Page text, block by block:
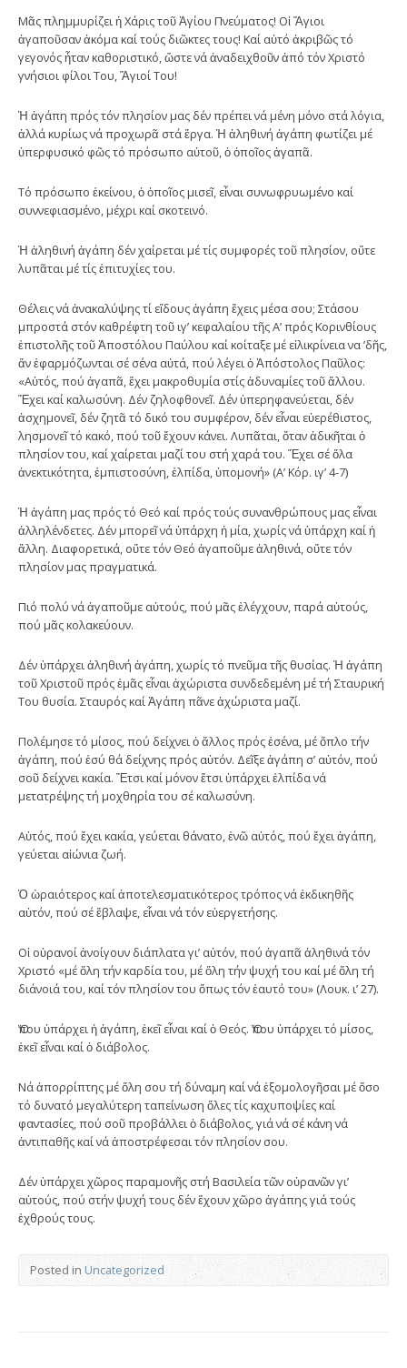
Μᾶς πλημμυρίζει ἡ Χάρις τοῦ Ἁγίου Πνεύματος! Οἱ Ἅγιοι
ἀγαποῦσαν ἀκόμα καί τούς διῶκτες τους! Καί αὐτό ἀκριβῶς τό
γεγονός ἦταν καθοριστικό, ὥστε νά ἀναδειχθοῦν ἀπό τόν Χριστό
γνήσιοι φίλοι Του, Ἅγιοί Του!
Ἡ ἀγάπη πρός τόν πλησίον μας δέν πρέπει νά μένη μόνο στά λόγια,
ἀλλά κυρίως νά προχωρᾶ στά ἔργα. Ἡ ἀληθινή ἀγάπη φωτίζει μέ
ὑπερφυσικό φῶς τό πρόσωπο αὐτοῦ, ὁ ὁποῖος ἀγαπᾶ.
Τό πρόσωπο ἐκείνου, ὁ ὁποῖος μισεῖ, εἶναι συνωφρυωμένο καί
συννεφιασμένο, μέχρι καί σκοτεινό.
Ἡ ἀληθινή ἀγάπη δέν χαίρεται μέ τίς συμφορές τοῦ πλησίον, οὔτε
λυπᾶται μέ τίς ἐπιτυχίες του.
Θέλεις νά ἀνακαλύψης τί εἴδους ἀγάπη ἔχεις μέσα σου; Στάσου
μπροστά στόν καθρέφτη τοῦ ιγ’ κεφαλαίου τῆς Α’ πρός Κορινθίους
ἐπιστολῆς τοῦ Ἀποστόλου Παύλου καί κοίταξε μέ εἰλικρίνεια να ’δῆς,
ἄν ἐφαρμόζωνται σέ σένα αὐτά, πού λέγει ὁ Ἀπόστολος Παῦλος:
«Αὐτός, πού ἀγαπᾶ, ἔχει μακροθυμία στίς ἀδυναμίες τοῦ ἄλλου.
Ἔχει καί καλωσύνη. Δέν ζηλοφθονεῖ. Δέν ὑπερηφανεύεται, δέν
ἀσχημονεῖ, δέν ζητᾶ τό δικό του συμφέρον, δέν εἶναι εὐερέθιστος,
λησμονεῖ τό κακό, πού τοῦ ἔχουν κάνει. Λυπᾶται, ὅταν ἀδικῆται ὁ
πλησίον του, καί χαίρεται μαζί του στή χαρά του. Ἔχει σέ ὅλα
ἀνεκτικότητα, ἐμπιστοσύνη, ἐλπίδα, ὑπομονή» (Α’ Κόρ. ιγ’ 4-7)
Ἡ ἀγάπη μας πρός τό Θεό καί πρός τούς συνανθρώπους μας εἶναι
ἀλληλένδετες. Δέν μπορεῖ νά ὑπάρχη ἡ μία, χωρίς νά ὑπάρχη καί ἡ
ἄλλη. Διαφορετικά, οὔτε τόν Θεό ἀγαποῦμε ἀληθινά, οὔτε τόν
πλησίον μας πραγματικά.
Πιό πολύ νά ἀγαποῦμε αὐτούς, πού μᾶς ἐλέγχουν, παρά αὐτούς,
πού μᾶς κολακεύουν.
Δέν ὑπάρχει ἀληθινή ἀγάπη, χωρίς τό πνεῦμα τῆς θυσίας. Ἡ ἀγάπη
τοῦ Χριστοῦ πρός ἐμᾶς εἶναι ἀχώριστα συνδεδεμένη μέ τή Σταυρική
Του θυσία. Σταυρός καί Ἀγάπη πᾶνε ἀχώριστα μαζί.
Πολέμησε τό μίσος, πού δείχνει ὁ ἄλλος πρός ἐσένα, μέ ὅπλο τήν
ἀγάπη, πού ἐσύ θά δείχνης πρός αὐτόν. Δεῖξε ἀγάπη σ’ αὐτόν, πού
σοῦ δείχνει κακία. Ἔτσι καί μόνον ἔτσι ὑπάρχει ἐλπίδα νά
μετατρέψης τή μοχθηρία του σέ καλωσύνη.
Αὐτός, πού ἔχει κακία, γεύεται θάνατο, ἐνῶ αὐτός, πού ἔχει ἀγάπη,
γεύεται αἰώνια ζωή.
Ὁ ὡραιότερος καί ἀποτελεσματικότερος τρόπος νά ἐκδικηθῆς
αὐτόν, πού σέ ἔβλαψε, εἶναι νά τόν εὐεργετήσης.
Οἱ οὐρανοί ἀνοίγουν διάπλατα γι’ αὐτόν, πού ἀγαπᾶ ἀληθινά τόν
Χριστό «μέ ὅλη τήν καρδία του, μέ ὅλη τήν ψυχή του καί μέ ὅλη τή
διάνοιά του, καί τόν πλησίον του ὅπως τόν ἑαυτό του» (Λουκ. ι’ 27).
Ὅπου ὑπάρχει ἡ ἀγάπη, ἐκεῖ εἶναι καί ὁ Θεός. Ὅπου ὑπάρχει τό μίσος,
ἐκεῖ εἶναι καί ὁ διάβολος.
Νά ἀπορρίπτης μέ ὅλη σου τή δύναμη καί νά ἐξομολογῆσαι μέ ὅσο
τό δυνατό μεγαλύτερη ταπείνωση ὅλες τίς καχυποψίες καί
φαντασίες, πού σοῦ προβάλλει ὁ διάβολος, γιά νά σέ κάνη νά
ἀντιπαθῆς καί νά ἀποστρέφεσαι τόν πλησίον σου.
Δέν ὑπάρχει χῶρος παραμονῆς στή Βασιλεία τῶν οὐρανῶν γι’
αὐτούς, πού στήν ψυχή τους δέν ἔχουν χῶρο ἀγάπης γιά τούς
ἐχθρούς τους.
Posted in Uncategorized